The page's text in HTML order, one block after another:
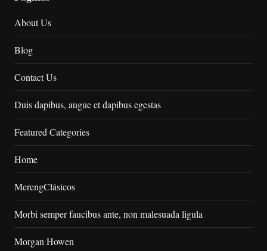
About Us
Blog
Contact Us
Duis dapibus, augue et dapibus egestas
Featured Categories
Home
MerengClásicos
Morbi semper faucibus ante, non malesuada ligula
Morgan Howen